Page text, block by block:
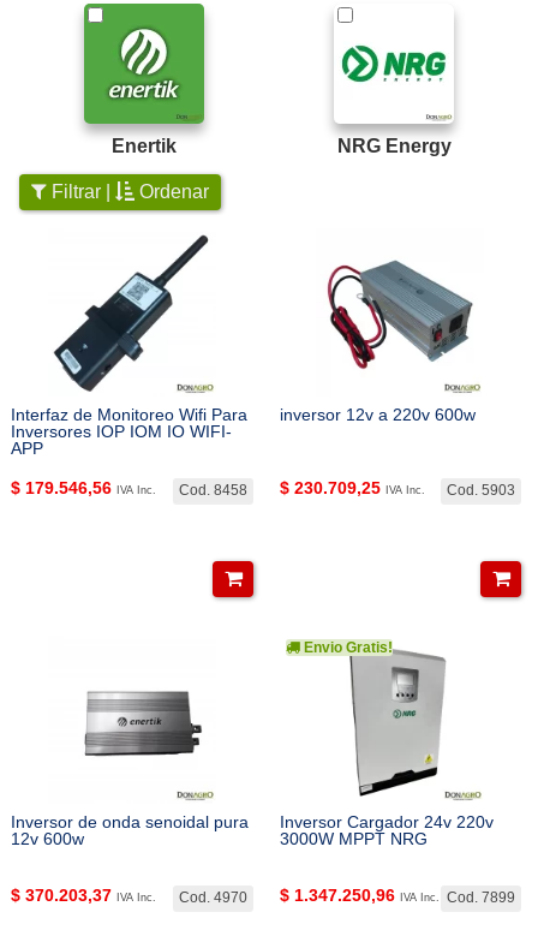
Enertik NRG Energy
Filtrar | Ordenar
Interfaz de Monitoreo Wifi Para
Inversores IOP IOM IO WIFI-
APP
Cod. 8458
$ 179.546,56 IVA Inc.
inversor 12v a 220v 600w
Cod. 5903
$ 230.709,25 IVA Inc.
Inversor de onda senoidal pura
12v 600w
Cod. 4970
$ 370.203,37 IVA Inc.
Envio Gratis!
Inversor Cargador 24v 220v
3000W MPPT NRG
Cod. 7899
$ 1.347.250,96 IVA Inc.